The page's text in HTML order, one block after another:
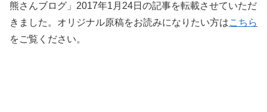
熊さんブログ」2017年1月24日の記事を転載させていただ
きました。オリジナル原稿をお読みになりたい方はこちら
をご覧ください。